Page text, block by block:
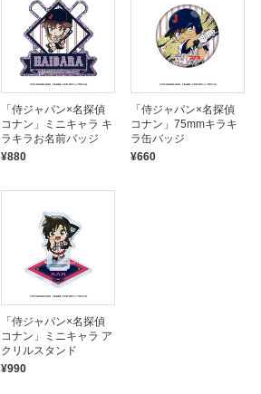
「侍ジャパン×名探偵
コナン」ミニキャラ キ
ラキラお名前バッジ
¥880
「侍ジャパン×名探偵
コナン」75mmキラキ
ラ缶バッジ
¥660
「侍ジャパン×名探偵
コナン」ミニキャラ ア
クリルスタンド
¥990